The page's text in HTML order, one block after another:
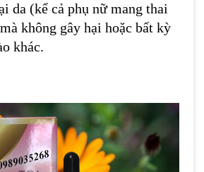
da (kể cả phụ nữ mang thai
không gây hại hoặc bất kỳ
khác.